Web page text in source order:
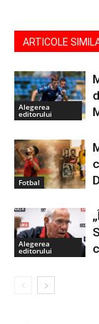
ARTICOLE
Alegerea
editorului
Fotbal
Alegerea
editorului